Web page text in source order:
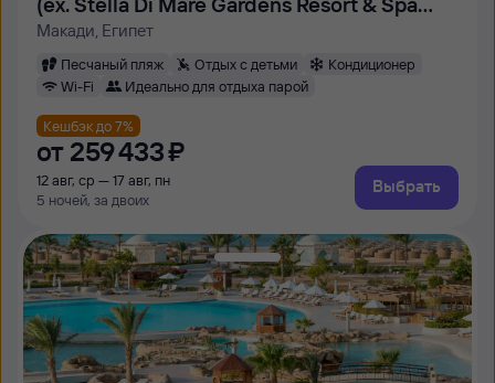
Makadi Bay)
Макади, Египет
Песчаный пляж Отдых с детьми
Кондиционер
Wi-Fi
Идеально для отдыха парой
Кешбэк до 7%
от 259 ⁠433 ⁠₽
12 авг, ср — 17 авг, пн
5 ночей, за двоих
Выбрать